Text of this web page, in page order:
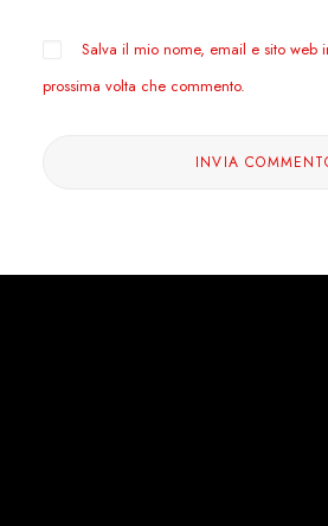
Salva il mio nome, email e sito web
prossima volta che commento.